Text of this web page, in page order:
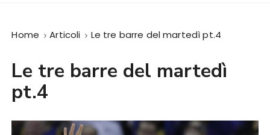
Home Articoli Le tre barre del martedì pt.4
Le tre barre del martedì
pt.4